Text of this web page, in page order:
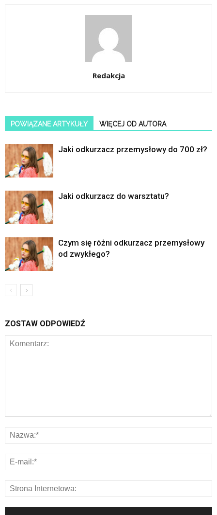
Redakcja
POWIĄZANE ARTYKUŁY WIĘCEJ OD AUTORA
Jaki odkurzacz przemysłowy do 700 zł?
Jaki odkurzacz do warsztatu?
Czym się różni odkurzacz przemysłowy
od zwykłego?
ZOSTAW ODPOWIEDŹ